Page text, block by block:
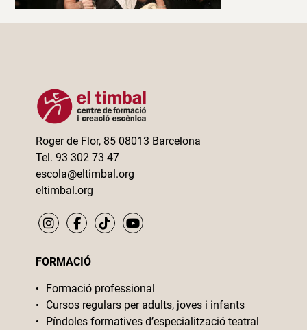
Roger de Flor, 85 08013 Barcelona
Tel. 93 302 73 47
escola@eltimbal.org
eltimbal.org
FORMACIÓ
Formació professional
Cursos regulars per adults, joves i infants
Píndoles formatives d’especialització teatral